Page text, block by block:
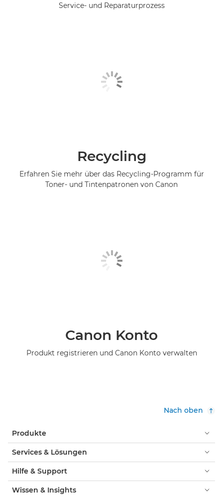
Service- und Reparaturprozess
Recycling
Erfahren Sie mehr über das Recycling-Programm für
Toner- und Tintenpatronen von Canon
Canon Konto
Produkt registrieren und Canon Konto verwalten
Nach oben
Produkte
Services & Lösungen
Hilfe & Support
Wissen & Insights